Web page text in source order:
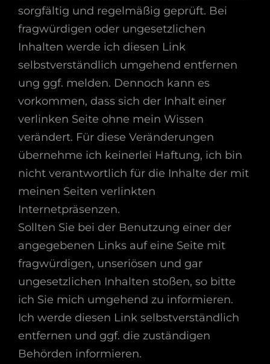
sorgfältig und regelmäßig geprüft. Bei
fragwürdigen oder ungesetzlichen
Inhalten werde ich diesen Link
selbstverständlich umgehend entfernen
ung ggf. melden. Dennoch kann es
vorkommen, dass sich der Inhalt einer
verlinken Seite ohne mein Wissen
verändert. Für diese Veränderungen
übernehme ich keinerlei Haftung, ich bin
nicht verantwortlich für die Inhalte der mit
meinen Seiten verlinkten
Internetpräsenzen.
Sollten Sie bei der Benutzung einer der
angegebenen Links auf eine Seite mit
fragwürdigen, unseriösen und gar
ungesetzlichen Inhalten stoßen, so bitte
ich Sie mich umgehend zu informieren.
Ich werde diesen Link selbstverständlich
entfernen und ggf. die zuständigen
Behörden informieren.